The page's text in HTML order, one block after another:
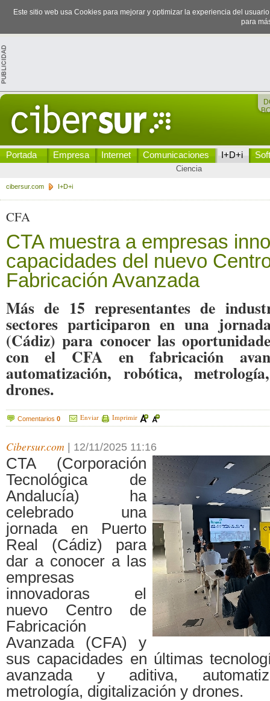
Este sitio web usa Cookies para mejorar y optimizar la experiencia del
para
Portada Empresa Internet Comunicaciones I+D+i
Ciencia
cibersur.com I+D+i
CFA
CTA muestra a empresas
capacidades del nuevo
Fabricación Avanzada
Más de 15 representantes de
sectores participaron en una
(Cádiz) para conocer las
con el CFA en fabricación
automatización, robótica,
drones.
Comentarios 0 Enviar Imprimir
Cibersur.com 12/11/2025 11:16
CTA (Corporación
Tecnológica de
Andalucía) ha
celebrado una
jornada en Puerto
Real (Cádiz) para
dar a conocer a las
empresas
innovadoras el
nuevo Centro de
Fabricación
Avanzada (CFA) y
sus capacidades en últimas
avanzada y aditiva,
metrología, digitalización y drones.